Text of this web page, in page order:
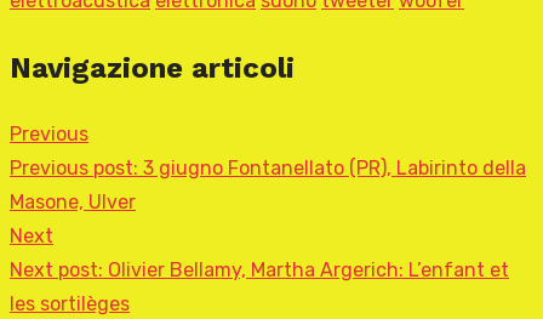
Navigazione articoli
Previous
Previous post: 3 giugno Fontanellato (PR), Labirinto della
Masone, Ulver
Next
Next post: Olivier Bellamy, Martha Argerich: L’enfant et
les sortilèges